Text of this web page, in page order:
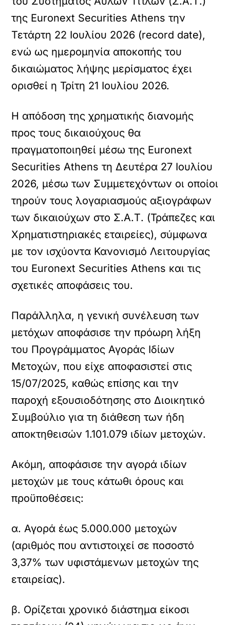
της Euronext Securities Athens την
Τετάρτη 22 Ιουλίου 2026 (record date),
ενώ ως ημερομηνία αποκοπής του
δικαιώματος λήψης μερίσματος έχει
ορισθεί η Τρίτη 21 Ιουλίου 2026.
Η απόδοση της χρηματικής διανομής
προς τους δικαιούχους θα
πραγματοποιηθεί μέσω της Euronext
Securities Athens τη Δευτέρα 27 Ιουλίου
2026, μέσω των Συμμετεχόντων οι οποίοι
τηρούν τους λογαριασμούς αξιογράφων
των δικαιούχων στο Σ.Α.Τ. (Τράπεζες και
Χρηματιστηριακές εταιρείες), σύμφωνα
με τον ισχύοντα Κανονισμό Λειτουργίας
του Euronext Securities Athens και τις
σχετικές αποφάσεις του.
Παράλληλα, η γενική συνέλευση των
μετόχων αποφάσισε την πρόωρη λήξη
του Προγράμματος Αγοράς Ιδίων
Μετοχών, που είχε αποφασιστεί στις
15/07/2025, καθώς επίσης και την
παροχή εξουσιοδότησης στο Διοικητικό
Συμβούλιο για τη διάθεση των ήδη
αποκτηθεισών 1.101.079 ιδίων μετοχών.
Ακόμη, αποφάσισε την αγορά ιδίων
μετοχών με τους κάτωθι όρους και
προϋποθέσεις:
α. Αγορά έως 5.000.000 μετοχών
(αριθμός που αντιστοιχεί σε ποσοστό
3,37% των υφιστάμενων μετοχών της
εταιρείας).
β. Ορίζεται χρονικό διάστημα είκοσι